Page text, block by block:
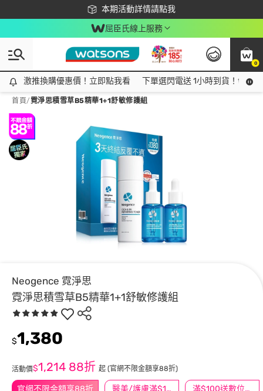
本期活動詳情請點我
下載app最高回饋$350
屈臣氏線上服務
0
激推換購優惠價！立即點我看
激推換購優惠價！立即點我看 下單選閃電送 1小時到貨！領神
首頁/霓淨思積雪草B5精華1+1舒敏修護組
Neogence 霓淨思
霓淨思積雪草B5精華1+1舒敏修護組
官網不限金額享88折 醫美/護膚滿$1200送$200 滿$100送數位印花
$1,380
活動價$1,214 88折 起 (官網不限金額享88折)